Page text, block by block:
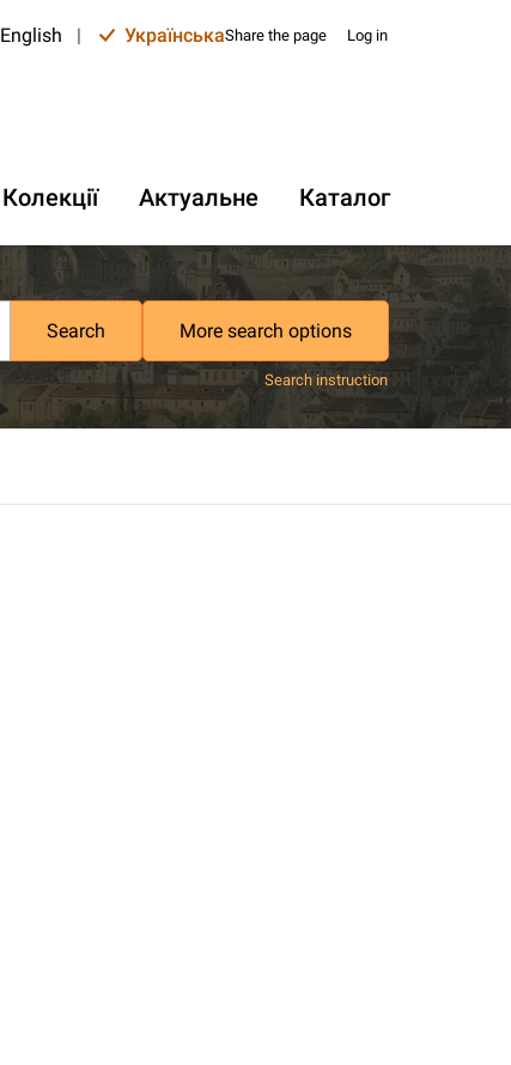
English | УкраїнськаShare the page Log in
Колекції Актуальне Каталог
Search More search options
Search instruction